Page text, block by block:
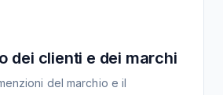
dei clienti e dei marchi
del marchio e il